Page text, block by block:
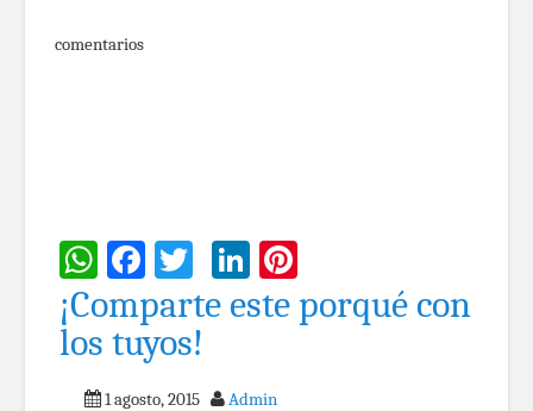
comentarios
WhatsApp
Facebook
TwitterLinkedIn
¡Comparte este porqué con
los tuyos!
1 agosto, 2015 Admin